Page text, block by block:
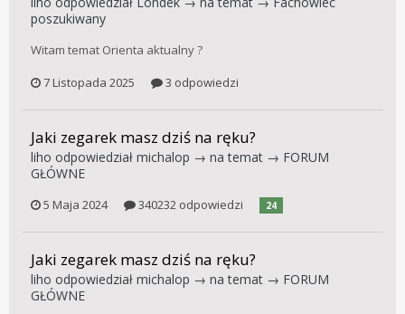
poszukiwany
Witam temat Orienta aktualny ?
7 Listopada 2025
3 odpowiedzi
Jaki zegarek masz dziś na ręku?
liho odpowiedział michalop → na temat → FORUM
GŁÓWNE
5 Maja 2024 340232 odpowiedzi 24
Jaki zegarek masz dziś na ręku?
liho odpowiedział michalop → na temat → FORUM
GŁÓWNE